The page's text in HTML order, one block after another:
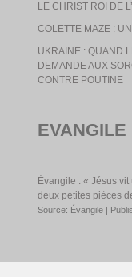
LE CHRIST ROI DE
COLETTE MAZE :
UKRAINE : QUAND
DEMANDE AUX
CONTRE POUTINE
Évangile : « Jésus
deux petites pièces
Source: Évangile